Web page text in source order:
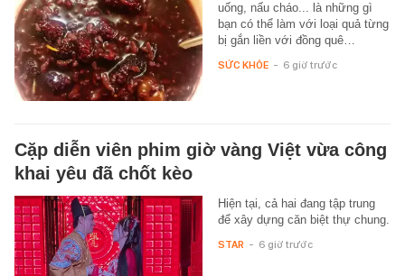
uống, nấu cháo... là những gì
bạn có thể làm với loại quả từng
bị gắn liền với đồng quê…
SỨC KHỎE - 6 giờ trước
Cặp diễn viên phim giờ vàng Việt vừa công
khai yêu đã chốt kèo
Hiện tại, cả hai đang tập trung
để xây dựng căn biệt thự chung.
STAR - 6 giờ trước